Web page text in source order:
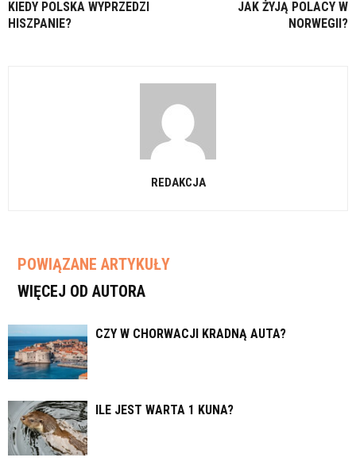
KIEDY POLSKA WYPRZEDZI
HISZPANIE?
JAK ŻYJĄ POLACY W
NORWEGII?
REDAKCJA
POWIĄZANE ARTYKUŁY
WIĘCEJ OD AUTORA
CZY W CHORWACJI KRADNĄ AUTA?
ILE JEST WARTA 1 KUNA?